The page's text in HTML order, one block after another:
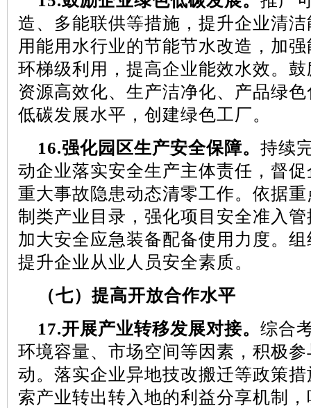
造、多能联供等措施，提升企业清
用能用水行业的节能节水改造，加
环梯级利用，提高企业能效水效。
资源高效化、生产洁净化、产品绿
低碳发展水平，创建绿色工厂。
16.强化园区生产安全保障。持续
动企业落实安全生产主体责任，督
重大事故隐患动态清零工作。依据
制类产业目录，强化项目安全准入
加大安全应急装备配备使用力度。
提升企业从业人员安全素质。
（七）提高开放合作水平
17.开展产业转移发展对接。综合
环境容量、市场空间等因素，积极
动。落实企业异地技改搬迁等政策
索产业转出转入地的利益分享机制